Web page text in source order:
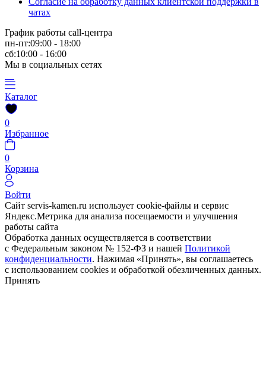
чатах
График работы call-центра
пн-пт:09:00 - 18:00
сб:10:00 - 16:00
Мы в социальных сетях
Каталог
0
Избранное
0
Корзина
Войти
Сайт servis-kamen.ru использует cookie-файлы и сервис
Яндекс.Метрика для анализа посещаемости и улучшения
работы сайта
Обработка данных осуществляется в соответствии
с Федеральным законом № 152-ФЗ и нашей Политикой
конфиденциальности. Нажимая «Принять», вы соглашаетесь
с использованием cookies и обработкой обезличенных данных.
Принять